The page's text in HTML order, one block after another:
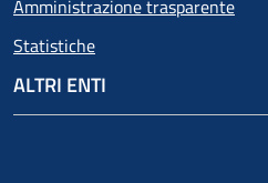
Amministrazione trasparente
Statistiche
ALTRI ENTI